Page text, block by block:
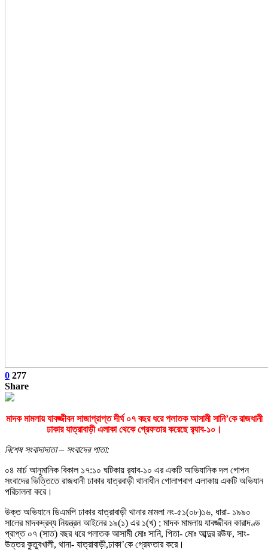
0 277
Share
মাদক মামলায় যাবজ্জীবন সাজাপ্রাপ্ত দীর্ঘ ০৭ বছর ধরে পলাতক আসামী সানি’কে রাজধানী
ঢাকার যাত্রাবাড়ী এলাকা থেকে গ্রেফতার করেছে র‌্যাব-১০।
বিশেষ সংবাদাদাতা – সংবাদের পাতা:
০৪ মার্চ আনুমানিক বিকাল ১৭:১০ ঘটিকায় র‌্যাব-১০ এর একটি আভিযানিক দল গোপন
সংবাদের ভিত্তিতে রাজধানী ঢাকার যাত্রবাড়ী থানাধীন গোলাপবাগ এলাকায় একটি অভিযান
পরিচালনা করে।
উক্ত অভিযানে ডিএমপি ঢাকার যাত্রাবাড়ী থানার মামলা নং-৫১(০৮)১৬, ধারা- ১৯৯০
সালের মাদকদ্রব্য নিয়ন্ত্রন আইনের ১৯(১) এর ১(খ) ; মাদক মামলায় যাবজ্জীবন কারাদণ্ড
প্রাপ্ত ০৭ (সাত) বছর ধরে পলাতক আসামী মোঃ সানি, পিতা- মোঃ আব্দুর রউফ, সাং-
উত্তর কুতুবখালী, থানা- যাত্রাবাড়ী,ঢাকা’কে গ্রেফতার করে।